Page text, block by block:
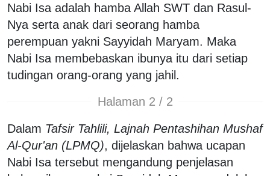
Nabi Isa adalah hamba Allah SWT dan Rasul-
Nya serta anak dari seorang hamba
perempuan yakni Sayyidah Maryam. Maka
Nabi Isa membebaskan ibunya itu dari setiap
tudingan orang-orang yang jahil.
Halaman 2 / 2
Dalam Tafsir Tahlili, Lajnah Pentashihan Mushaf
Al-Qur'an (LPMQ), dijelaskan bahwa ucapan
Nabi Isa tersebut mengandung penjelasan